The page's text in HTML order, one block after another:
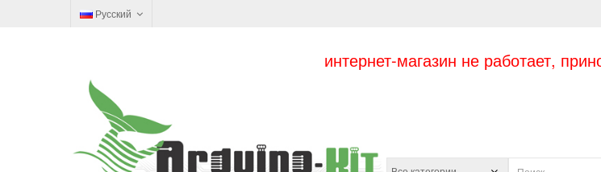
Русский
интернет-магазин не работает,